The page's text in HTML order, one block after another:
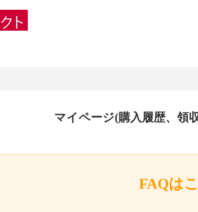
マイページ(購入履歴、領
FAQは